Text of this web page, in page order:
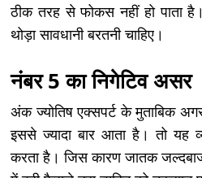
ठीक तरह से फोकस नहीं हो पाता
थोड़ा सावधानी बरतनी चाहिए।
नंबर 5 का निगेटिव असर
अंक ज्योतिष एक्सपर्ट के मुताबिक
इससे ज्यादा बार आता है। तो यह
करता है। जिस कारण जातक